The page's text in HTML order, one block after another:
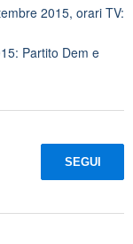
2015, orari TV:
Partito Dem e
SEGUI